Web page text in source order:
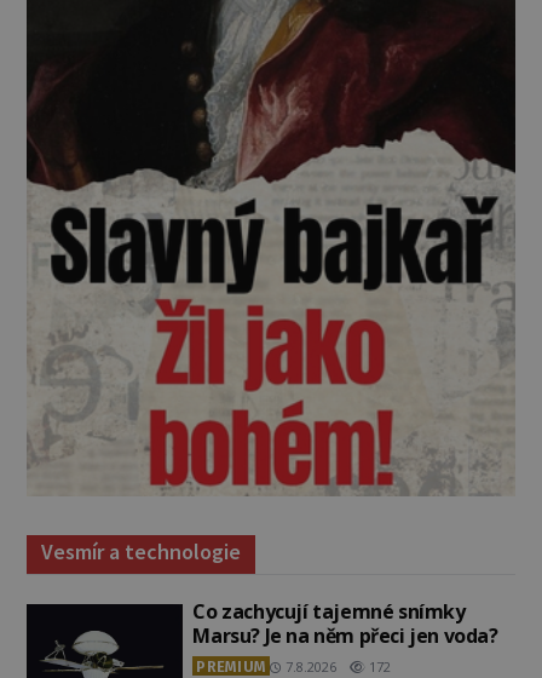
Vesmír a technologie
Co zachycují tajemné snímky
Marsu? Je na něm přeci jen voda?
PREMIUM 7.8.2026 172